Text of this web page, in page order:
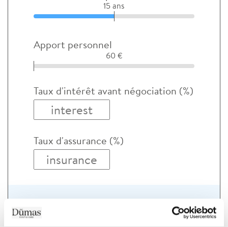
15 ans
Apport personnel
60 €
Taux d'intérêt avant négociation (%)
Taux d'assurance (%)